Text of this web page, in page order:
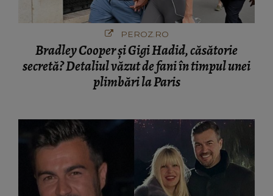
PEROZ.RO
Bradley Cooper și Gigi Hadid, căsătorie
secretă? Detaliul văzut de fani în timpul unei
plimbări la Paris